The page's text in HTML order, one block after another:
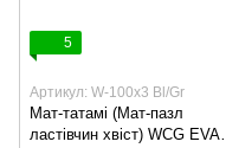
5
Артикул: W-100х3 Bl/Gr
Мат-татамі (Мат-пазл
ластівчин хвіст) WCG EVA